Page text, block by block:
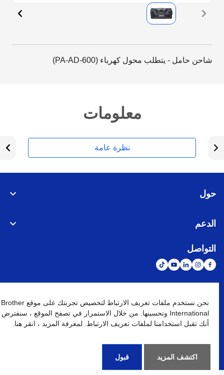
شاحن حامل - يتطلب محول كهرباء (PA-AD-600)
معلومات
نظرة عامة
حول
الدعم
التواصل
الشبكة العالمية
نهج الخصوصية شروط الإستخدام خريطة الموقع الإنتقال إلى الموقع العالمي
كافة الحقوق محفوظة. BROTHER INTERNATIONAL (GULF) FZE
2026
نحن نستخدم ملفات تعريف الارتباط لتخصيص تجربتك على موقع Brother
International وتحسينها. من خلال الاستمرار في تصفح الموقع ، سنفترض
أنك تقبل استخدامنا لملفات تعريف الارتباط. لمعرفة المزيد ، انقر هنا.
اكتشف المزيد قبول